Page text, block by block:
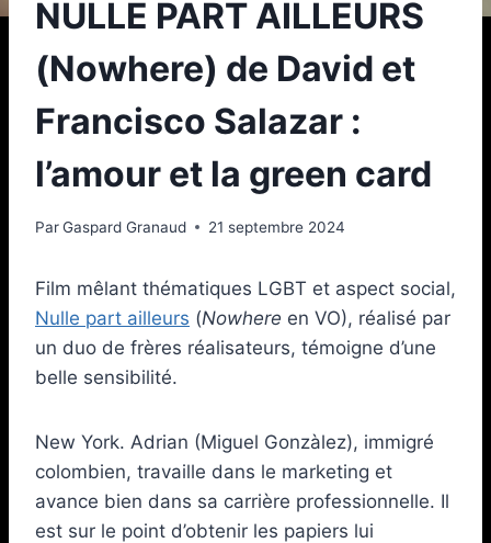
NULLE PART AILLEURS
(Nowhere) de David et
Francisco Salazar :
l’amour et la green card
ParGaspard Granaud 21 septembre 2024
Film mêlant thématiques LGBT et aspect social,
Nulle part ailleurs (Nowhere en VO), réalisé par
un duo de frères réalisateurs, témoigne d’une
belle sensibilité.
New York. Adrian (Miguel Gonzàlez), immigré
colombien, travaille dans le marketing et
avance bien dans sa carrière professionnelle. Il
est sur le point d’obtenir les papiers lui